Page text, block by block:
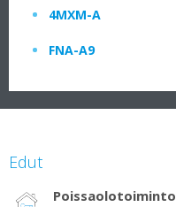
4MXM-A
FNA-A9
Edut
Poissaolotoiminto